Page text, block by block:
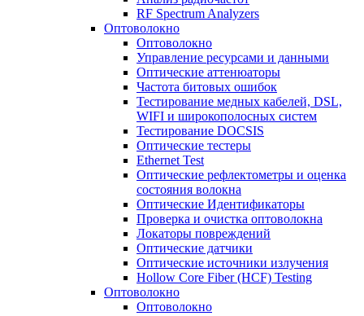
RF Spectrum Analyzers
Оптоволокно
Оптоволокно
Управление ресурсами и данными
Оптические aттенюаторы
Частота битовых ошибок
Тестирование медных кабелей, DSL,
WIFI и широкополосных систем
Тестирование DOCSIS
Оптические тестеры
Ethernet Test
Оптические рефлектометры и оценка
состояния волокна
Оптические Идентификаторы
Проверка и очистка оптоволокна
Локаторы повреждений
Оптические датчики
Оптические источники излучения
Hollow Core Fiber (HCF) Testing
Оптоволокно
Оптоволокно